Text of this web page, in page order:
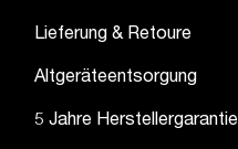
Lieferung & Retoure
Altgeräteentsorgung
5 Jahre Herstellergarantie